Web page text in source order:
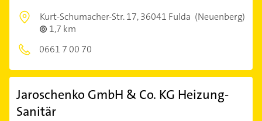
Kurt-Schumacher-Str. 17,36041 Fulda (Neuenberg)
1,7 km
0661 7 00 70
Jaroschenko GmbH & Co. KG Heizung-
Sanitär